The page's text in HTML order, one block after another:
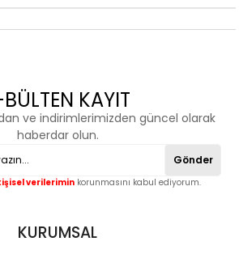
KAYIT
ve indirimlerimizden güncel olarak
haberdar olun.
Gönder
verilerimin korunmasını kabul ediyorum.
KURUMSAL